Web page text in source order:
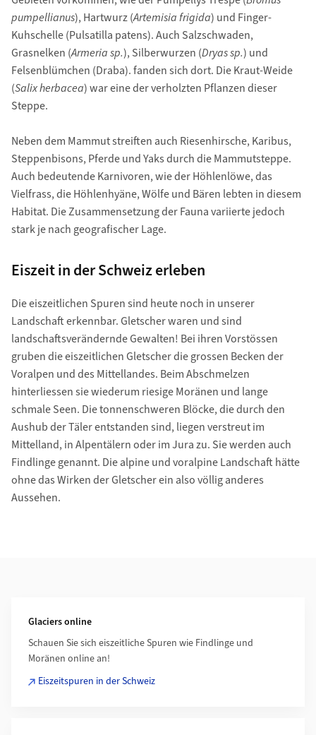
pumpellianus), Hartwurz (Artemisia frigida) und Finger-
Kuhschelle (Pulsatilla patens). Auch Salzschwaden,
Grasnelken (Armeria sp.), Silberwurzen (Dryas sp.) und
Felsenblümchen (Draba). fanden sich dort. Die Kraut-Weide
(Salix herbacea) war eine der verholzten Pflanzen dieser
Steppe.
Neben dem Mammut streiften auch Riesenhirsche, Karibus,
Steppenbisons, Pferde und Yaks durch die Mammutsteppe.
Auch bedeutende Karnivoren, wie der Höhlenlöwe, das
Vielfrass, die Höhlenhyäne, Wölfe und Bären lebten in diesem
Habitat. Die Zusammensetzung der Fauna variierte jedoch
stark je nach geografischer Lage.
Eiszeit in der Schweiz erleben
Die eiszeitlichen Spuren sind heute noch in unserer
Landschaft erkennbar. Gletscher waren und sind
landschaftsverändernde Gewalten! Bei ihren Vorstössen
gruben die eiszeitlichen Gletscher die grossen Becken der
Voralpen und des Mittellandes. Beim Abschmelzen
hinterliessen sie wiederum riesige Moränen und lange
schmale Seen. Die tonnenschweren Blöcke, die durch den
Aushub der Täler entstanden sind, liegen verstreut im
Mittelland, in Alpentälern oder im Jura zu. Sie werden auch
Findlinge genannt. Die alpine und voralpine Landschaft hätte
ohne das Wirken der Gletscher ein also völlig anderes
Aussehen.
Glaciers online
Schauen Sie sich eiszeitliche Spuren wie Findlinge und
Moränen online an!
Eiszeitspuren in der Schweiz